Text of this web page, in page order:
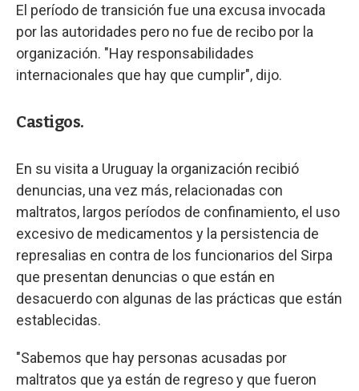
El período de transición fue una excusa invocada
por las autoridades pero no fue de recibo por la
organización. "Hay responsabilidades
internacionales que hay que cumplir", dijo.
Castigos.
En su visita a Uruguay la organización recibió
denuncias, una vez más, relacionadas con
maltratos, largos períodos de confinamiento, el uso
excesivo de medicamentos y la persistencia de
represalias en contra de los funcionarios del Sirpa
que presentan denuncias o que están en
desacuerdo con algunas de las prácticas que están
establecidas.
"Sabemos que hay personas acusadas por
maltratos que ya están de regreso y que fueron